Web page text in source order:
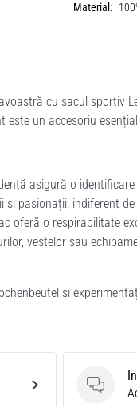
Material:
cu sacul sportiv
un accesoriu
asigură o
pasionații, indiferent de
oferă o respirabilitate
vestelor sau
și
Intrebari